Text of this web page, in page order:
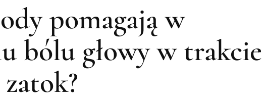
pomagają w
bólu głowy w trakcie